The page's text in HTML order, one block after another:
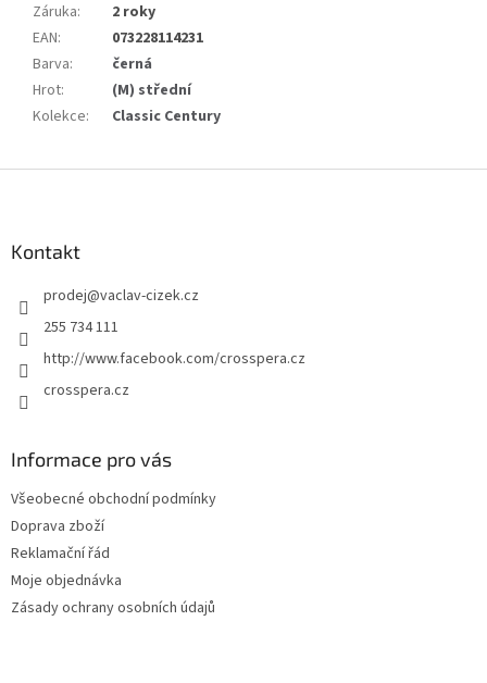
Záruka:
2 roky
EAN:
073228114231
Barva:
černá
Hrot:
(M) střední
Kolekce: Classic Century
Kontakt
prodej@vaclav-cizek.cz
255 734 111
http://www.facebook.com/crosspera.cz
crosspera.cz
Informace pro vás
Všeobecné obchodní podmínky
Doprava zboží
Reklamační řád
Moje objednávka
Zásady ochrany osobních údajů